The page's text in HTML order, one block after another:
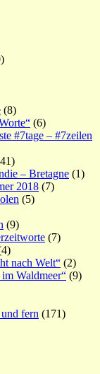
(8)
(6)
#7tage – #7zeilen
– Bretagne (1)
2018 (7)
(5)
(9)
(7)
nach Welt“ (2)
Waldmeer“ (9)
fern (171)